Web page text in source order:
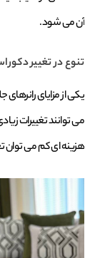
آن می‌ شود.
تنوع در تغییر
یکی از مزایای
می‌ توانند تغییرات
هزینه‌ ای کم می‌ توان